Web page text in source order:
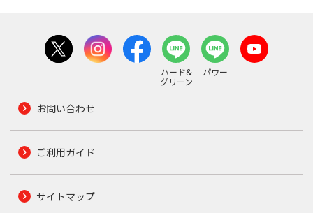
ハード&
グリーン
パワー
お問い合わせ
ご利用ガイド
サイトマップ